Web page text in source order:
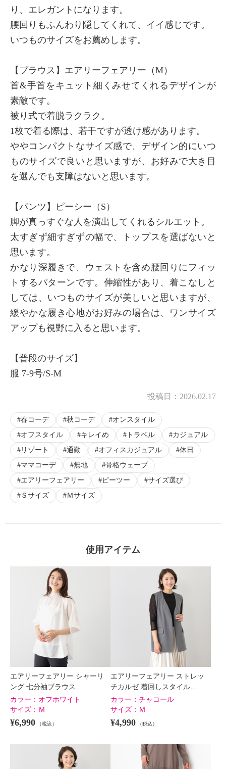
× 商品紹介
り、エレガントになります。
腰回りもふんわり隠してくれて、イイ感じです。
いつものサイズをお薦めします。
【ブラウス】エアリーフェアリー（M）
首&手首をキュット細くみせてくれるデザインが
素敵です。
被り式で着脱ラクラク。
1枚で着る際は、若干ですが透け感があります。
ややコンパクトなサイズ感で、デザイン的にいつ
ものサイズで良いと思いますが、お好みで大き目
を選んでも支障はないと思います。
【パンツ】ピーシー（S）
脚が真っすぐな人を演出してくれるシルエット。
太すぎず細すぎずの幅で、トップスを選ばないと
思います。
かなり深履きで、ウェストを含め腰回りにフィッ
トするパターンです。伸縮性があり、着こなしと
しては、いつものサイズが美しいと思いますが、
緩やかな履き心地がお好みの場合は、ワンサイズ
アップも視野に入ると思います。
【普段のサイズ】
服 7-9号/S-M
投稿日： 2026.02.17
春コーデ 秋コーデ
オンスタイル
オフスタイル
キレイめ トラベル
カジュアル
リゾート
通勤 オフィスカジュアル
休日
ママコーデ
無地
骨格ウェーブ
エアリーフェアリー
ピーツー
サイズ選び
Ｓサイズ
Ｍサイズ
使用アイテム
エアリーフェアリー シャーリ
ング 七分袖ブラウス
カラー： オフホワイト
サイズ： Ｍ
¥6,990 （税込）
エアリーフェアリー ストレッ
チカルゼ 着回しスタイル…
カラー： チャコール
サイズ： Ｍ
¥4,990 （税込）